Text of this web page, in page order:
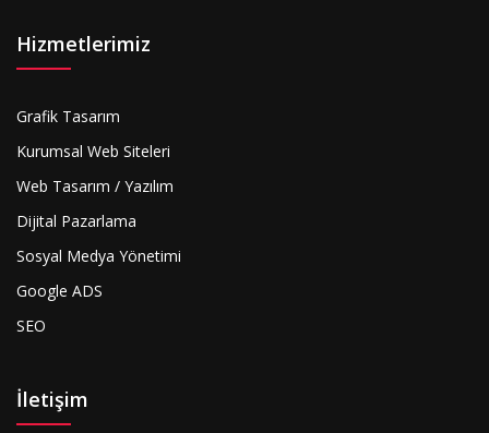
Hizmetlerimiz
Grafik Tasarım
Kurumsal Web Siteleri
Web Tasarım / Yazılım
Dijital Pazarlama
Sosyal Medya Yönetimi
Google ADS
SEO
İletişim